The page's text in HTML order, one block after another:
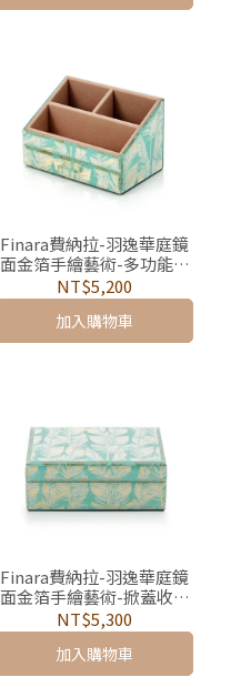
Finara費納拉-羽逸華庭鏡
面金箔手繪藝術-多功能置
物盒
NT$5,200
加入購物車
Finara費納拉-羽逸華庭鏡
面金箔手繪藝術-掀蓋收納
盒
NT$5,300
加入購物車